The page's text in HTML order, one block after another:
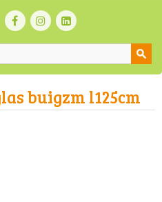
buigzm l125cm